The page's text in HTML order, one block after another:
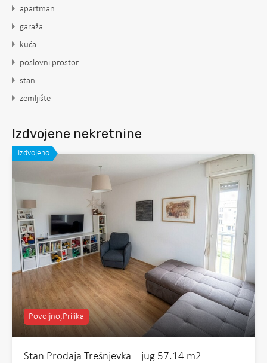
apartman
garaža
kuća
poslovni prostor
stan
zemljište
Izdvojene nekretnine
Izdvojeno
Povoljno,Prilika
Stan Prodaja Trešnjevka – jug 57.14 m2